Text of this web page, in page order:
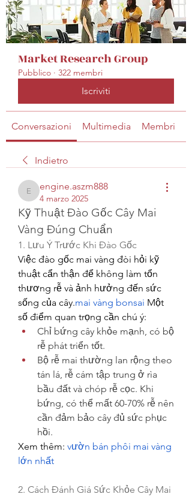
Market Research Group
Pubblico · 322 membri
Iscriviti
Conversazioni Multimedia Membri
Indietro
engine.aszm888
engine.aszm888
4 marzo 2025
Kỹ Thuật Đào Gốc Cây Mai
Vàng Đúng Chuẩn
1. Lưu Ý Trước Khi Đào Gốc
Việc đào gốc mai vàng đòi hỏi kỹ
thuật cẩn thận để không làm tổn
thương rễ và ảnh hưởng đến sức
sống của cây.mai vàng bonsai Một
số điểm quan trọng cần chú ý:
Chỉ bứng cây khỏe mạnh, có bộ
rễ phát triển tốt.
Bộ rễ mai thường lan rộng theo
tán lá, rễ cám tập trung ở rìa
bầu đất và chóp rễ cọc. Khi
bứng, có thể mất 60-70% rễ nên
cần đảm bảo cây đủ sức phục
hồi.
Xem thêm: vườn bán phôi mai vàng
lớn nhất
2. Cách Đánh Giá Sức Khỏe Cây Mai